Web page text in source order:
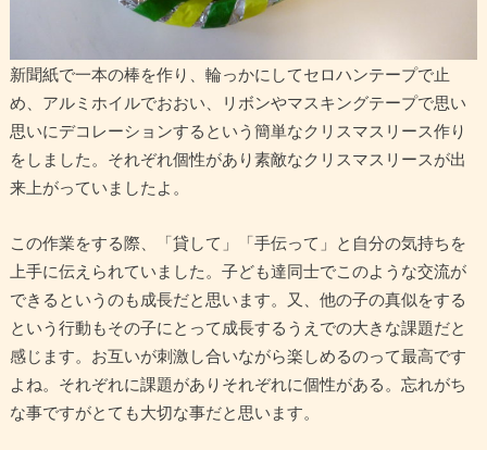
新聞紙で一本の棒を作り、輪っかにしてセロハンテープで止
め、アルミホイルでおおい、リボンやマスキングテープで思い
思いにデコレーションするという簡単なクリスマスリース作り
をしました。それぞれ個性があり素敵なクリスマスリースが出
来上がっていましたよ。
この作業をする際、「貸して」「手伝って」と自分の気持ちを
上手に伝えられていました。子ども達同士でこのような交流が
できるというのも成長だと思います。又、他の子の真似をする
という行動もその子にとって成長するうえでの大きな課題だと
感じます。お互いが刺激し合いながら楽しめるのって最高です
よね。それぞれに課題がありそれぞれに個性がある。忘れがち
な事ですがとても大切な事だと思います。